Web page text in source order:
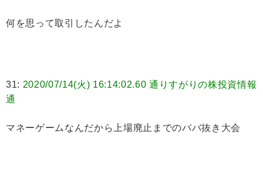
何を思って取引したんだよ
31: 2020/07/14(火) 16:14:02.60 通りすがりの株投資情報
通
マネーゲームなんだから上場廃止までのババ抜き大会